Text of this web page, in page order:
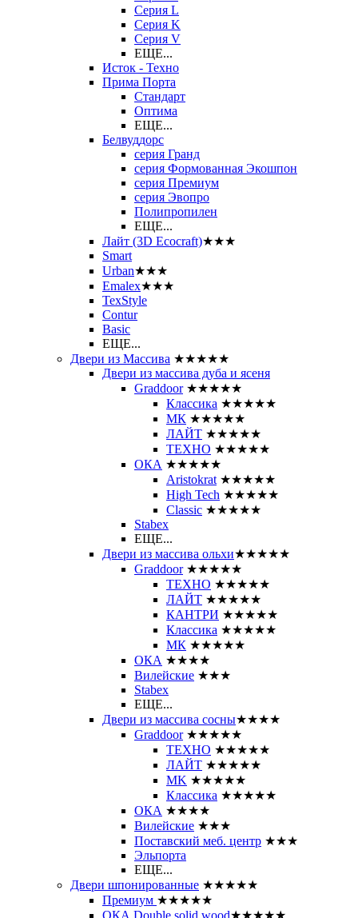
Серия L
Серия K
Серия V
ЕЩЕ...
Исток - Техно
Прима Порта
Стандарт
Оптима
ЕЩЕ...
Белвуддорс
серия Гранд
серия Формованная Экошпон
серия Премиум
серия Эвопро
Полипропилен
ЕЩЕ...
Лайт (3D Ecocraft)★★★
Smart
Urban★★★
Emalex★★★
TexStyle
Contur
Basic
ЕЩЕ...
Двери из Массива ★★★★★
Двери из массива дуба и ясеня
Graddoor ★★★★★
Классика ★★★★★
МК ★★★★★
ЛАЙТ ★★★★★
ТЕХНО ★★★★★
ОКА ★★★★★
Aristokrat ★★★★★
High Tech ★★★★★
Classic ★★★★★
Stabex
ЕЩЕ...
Двери из массива ольхи★★★★★
Graddoor ★★★★★
ТЕХНО ★★★★★
ЛАЙТ ★★★★★
КАНТРИ ★★★★★
Классика ★★★★★
МК ★★★★★
ОКА ★★★★
Вилейские ★★★
Stabex
ЕЩЕ...
Двери из массива сосны★★★★
Graddoor ★★★★★
ТЕХНО ★★★★★
ЛАЙТ ★★★★★
MK ★★★★★
Классика ★★★★★
ОКА ★★★★
Вилейские ★★★
Поставский меб. центр ★★★
Эльпорта
ЕЩЕ...
Двери шпонированные ★★★★★
Премиум ★★★★★
ОКА Double solid wood★★★★★